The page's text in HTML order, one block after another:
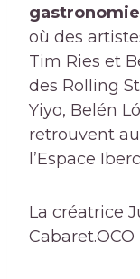
gastronomie
où des
Tim Ries et
des Rolling
Yiyo, Belén
retrouvent au
l’Espace
La créatrice
Cabaret.OCO